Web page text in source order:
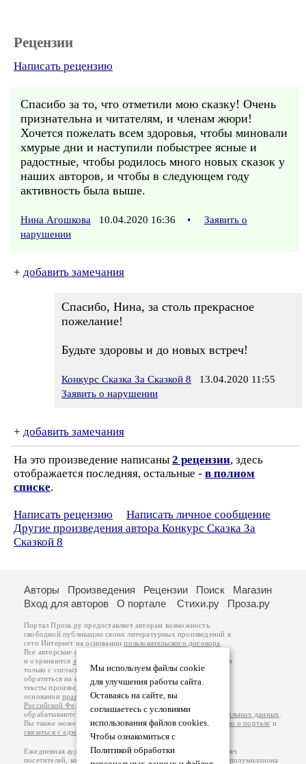
Рецензии
Написать рецензию
Спасибо за то, что отметили мою сказку! Очень
признательна и читателям, и членам жюри!
Хочется пожелать всем здоровья, чтобы миновали
хмурые дни и наступили побыстрее ясные и
радостные, чтобы родилось много новых сказок у
наших авторов, и чтобы в следующем году
активность была выше.
Нина Агошкова 10.04.2020 16:36 •
Заявить о
нарушении
+ добавить замечания
Спасибо, Нина, за столь прекрасное
пожелание!
Будьте здоровы и до новых встреч!
Конкурс Сказка За Сказкой 8 13.04.2020 11:55
Заявить о нарушении
+ добавить замечания
На это произведение написаны 2 рецензии, здесь
отображается последняя, остальные - в полном
списке.
Написать рецензию
Написать личное сообщение
Другие произведения автора Конкурс Сказка За
Сказкой 8
Мы используем файлы cookie
для улучшения работы сайта.
Оставаясь на сайте, вы
соглашаетесь с условиями
использования файлов cookies.
Чтобы ознакомиться с
Политикой обработки
Авторы Произведения Рецензии Поиск
Магазин
Вход для авторов
О портале Стихи.ру Проза.ру
Портал Проза.ру предоставляет авторам возможность
свободной публикации своих литературных произведений в
сети Интернет на основаниипользовательского договора
Все авторские права на произведения принадлежат авторам
и охраняются законом
. Перепечатка произведений возможна
только с согласия его автора, к которому вы можете
обратиться на его авторской странице. Ответственность за
тексты произведений авторы несут самостоятельно на
основанииправил публикацииизаконодательства
Российской Федерации
обрабатываются на основанииПолитики обработки персональных данных
Вы также можете посмотреть более подробнуюинформацию о портале и
связаться с администрацией
Ежедневная аудитория портала Проза.ру – порядка 100 тысяч
посетителей, которые в общей сумме просматривают более полумиллиона